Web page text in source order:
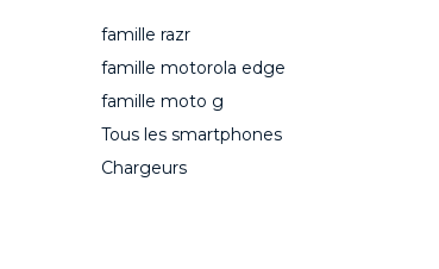
famille razr
famille motorola edge
famille moto g
Tous les smartphones
Chargeurs